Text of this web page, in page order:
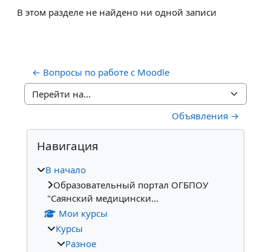
В этом разделе не найдено ни одной записи
← Вопросы по работе с Moodle
Перейти на...
Объявления →
Блоки
Пропустить Навигация
Навигация
В начало
Образовательный портал ОГБПОУ
"Саянский медицински...
Мои курсы
Курсы
Разное